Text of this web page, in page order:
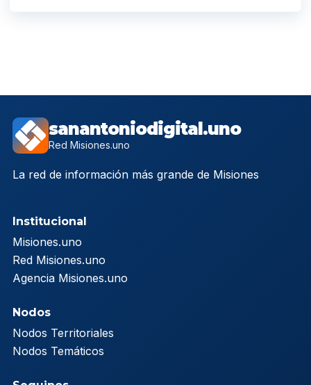
sanantoniodigital.uno
Red Misiones.uno
La red de información más grande de Misiones
Institucional
Misiones.uno
Red Misiones.uno
Agencia Misiones.uno
Nodos
Nodos Territoriales
Nodos Temáticos